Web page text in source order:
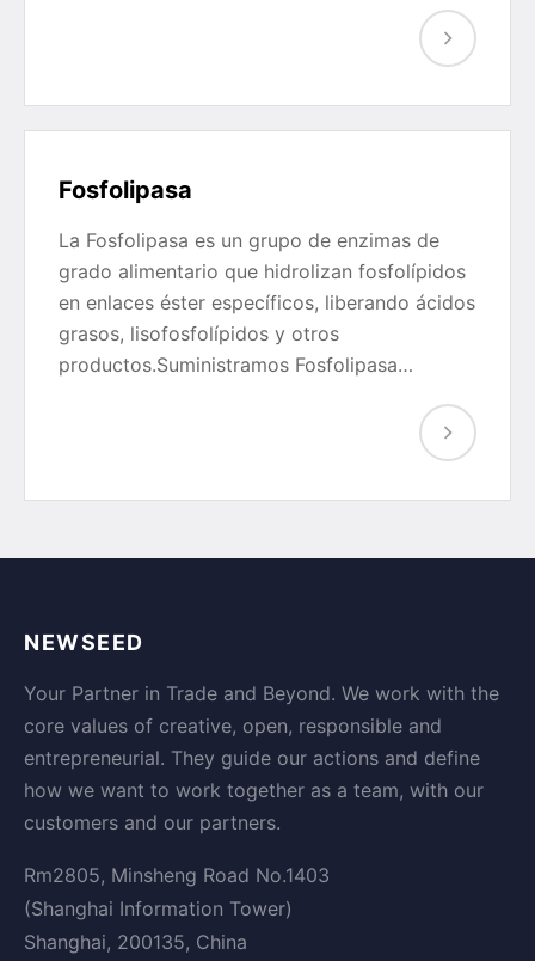
Fosfolipasa
La Fosfolipasa es un grupo de enzimas de
grado alimentario que hidrolizan fosfolípidos
en enlaces éster específicos, liberando ácidos
grasos, lisofosfolípidos y otros
productos.Suministramos Fosfolipasa…
NEWSEED
Your Partner in Trade and Beyond. We work with the
core values of creative, open, responsible and
entrepreneurial. They guide our actions and define
how we want to work together as a team, with our
customers and our partners.
Rm2805, Minsheng Road No.1403
(Shanghai Information Tower)
Shanghai, 200135, China